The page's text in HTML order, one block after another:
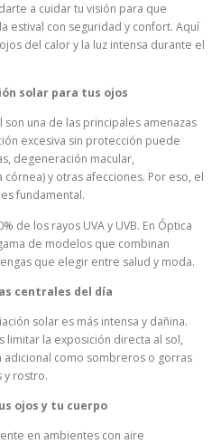
a cuidar tu visión para que
estival con seguridad y confort. Aquí
del calor y la luz intensa durante el
solar para tus ojos
son una de las principales amenazas
excesiva sin protección puede
degeneración macular,
y otras afecciones. Por eso, el
fundamental.
de los rayos UVA y UVB. En Óptica
de modelos que combinan
que elegir entre salud y moda.
centrales del día
solar es más intensa y dañina.
la exposición directa al sol,
adicional como sombreros o gorras
y rostro.
ojos y tu cuerpo
en ambientes con aire